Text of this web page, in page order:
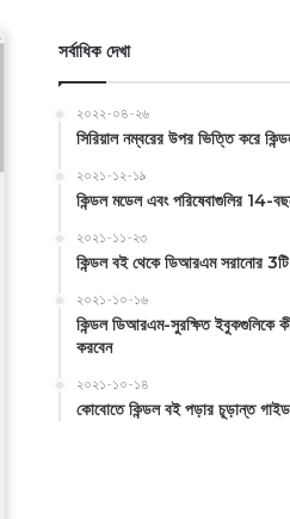
সর্বাধিক দেখা
২০২২-০৪-২৬
সিরিয়াল নম্বরের উপর ভিত্তি করে
২০২১-১২-১৯
কিন্ডল মডেল এবং পরিষেবাগুলির 14-
২০২১-১১-২৩
কিন্ডল বই থেকে ডিআরএম সরানোর
২০২১-১০-১৬
কিন্ডল ডিআরএম-সুরক্ষিত ইবুকগুলিকে
করবেন
২০২১-১০-১৪
কোবোতে কিন্ডল বই পড়ার চূড়ান্ত গাইড